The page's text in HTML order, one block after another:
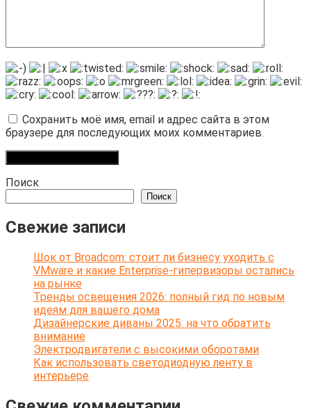
Сохранить моё имя, email и адрес сайта в этом
браузере для последующих моих комментариев.
Поиск
Поиск
Свежие записи
Шок от Broadcom: стоит ли бизнесу уходить с
VMware и какие Enterprise-гипервизоры остались
на рынке
Тренды освещения 2026: полный гид по новым
идеям для вашего дома
Дизайнерские диваны 2025: на что обратить
внимание
Электродвигатели с высокими оборотами
Как использовать светодиодную ленту в
интерьере